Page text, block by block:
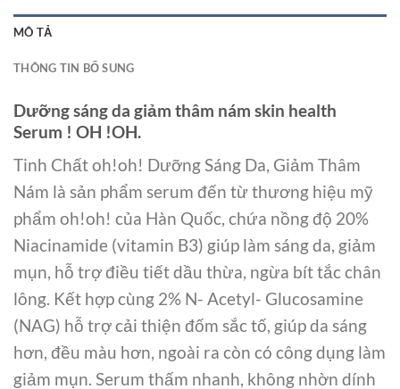
MÔ TẢ
THÔNG TIN BỔ SUNG
Dưỡng sáng da giảm thâm nám skin health
Serum ! OH !OH.
Tinh Chất oh!oh! Dưỡng Sáng Da, Giảm Thâm
Nám là sản phẩm serum đến từ thương hiệu mỹ
phẩm oh!oh! của Hàn Quốc, chứa nồng độ 20%
Niacinamide (vitamin B3) giúp làm sáng da, giảm
mụn, hỗ trợ điều tiết dầu thừa, ngừa bít tắc chân
lông. Kết hợp cùng 2% N- Acetyl- Glucosamine
(NAG) hỗ trợ cải thiện đốm sắc tố, giúp da sáng
hơn, đều màu hơn, ngoài ra còn có công dụng làm
giảm mụn. Serum thấm nhanh, không nhờn dính